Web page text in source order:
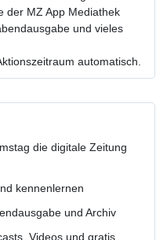
der MZ App Mediathek
und vieles
automatisch.
und
die digitale Zeitung
kennenlernen
und Archiv
Videos und gratis